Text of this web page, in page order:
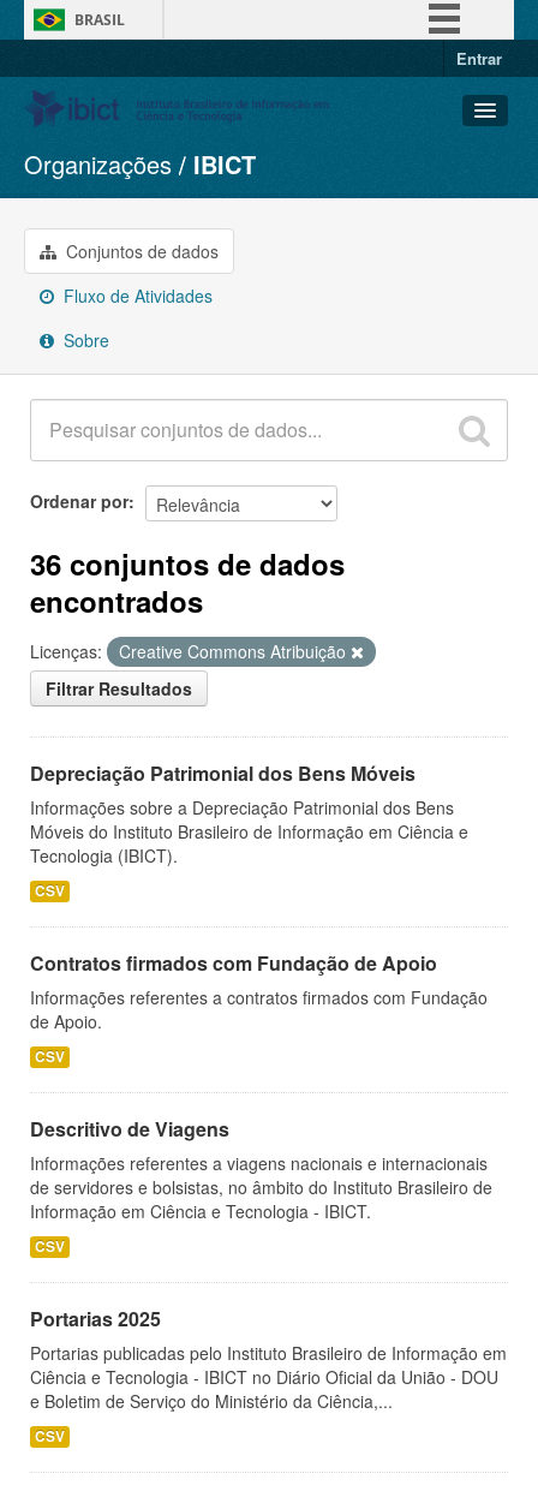
BRASIL
Entrar
Conjuntos de dados
Organizações
Grupos
Sobre
Organizações IBICT
Conjuntos de dados
Fluxo de Atividades
Sobre
Ordenar por
36 conjuntos de dados
encontrados
Licenças:
Creative Commons Atribuição
Filtrar Resultados
Depreciação Patrimonial dos Bens Móveis
Informações sobre a Depreciação Patrimonial dos Bens
Móveis do Instituto Brasileiro de Informação em Ciência e
Tecnologia (IBICT).
CSV
Contratos firmados com Fundação de Apoio
Informações referentes a contratos firmados com Fundação
de Apoio.
CSV
Descritivo de Viagens
Informações referentes a viagens nacionais e internacionais
de servidores e bolsistas, no âmbito do Instituto Brasileiro de
Informação em Ciência e Tecnologia - IBICT.
CSV
Portarias 2025
Portarias publicadas pelo Instituto Brasileiro de Informação em
Ciência e Tecnologia - IBICT no Diário Oficial da União - DOU
e Boletim de Serviço do Ministério da Ciência,...
CSV